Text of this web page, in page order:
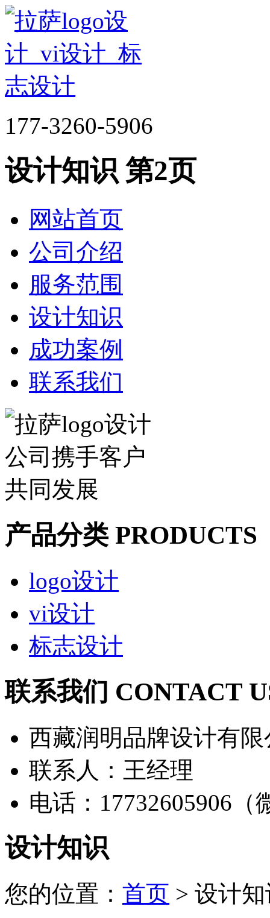
177-3260-5906
设计知识 第2页
网站首页
公司介绍
服务范围
设计知识
成功案例
联系我们
产品分类 PRODUCTS
logo设计
vi设计
标志设计
联系我们 CONTACT
西藏润明品牌设计有限
联系人：王经理
电话：17732605906（
设计知识
您的位置： 首页 > 设计